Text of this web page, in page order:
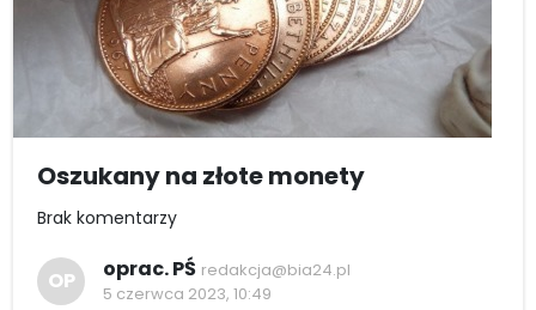
Oszukany na złote monety
Brak komentarzy
OP oprac. PŚ redakcja@bia24.pl
5 czerwca 2023, 10:49